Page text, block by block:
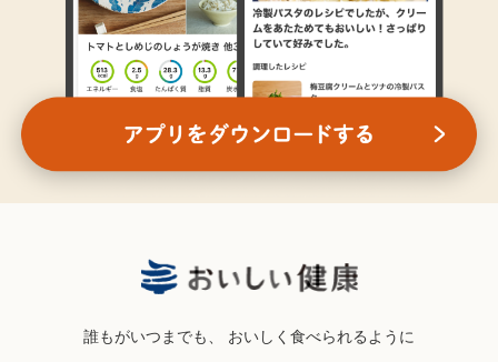
誰もがいつまでも、 おいしく食べられるように